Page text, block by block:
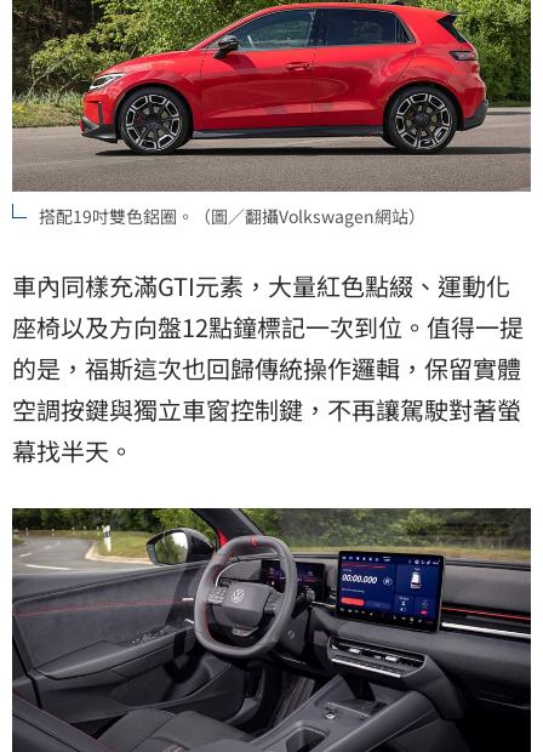
搭配19吋雙色鋁圈。（圖／翻攝Volkswagen網站）
車內同樣充滿GTI元素，大量紅色點綴、運動化
座椅以及方向盤12點鐘標記一次到位。值得一提
的是，福斯這次也回歸傳統操作邏輯，保留實體
空調按鍵與獨立車窗控制鍵，不再讓駕駛對著螢
幕找半天。